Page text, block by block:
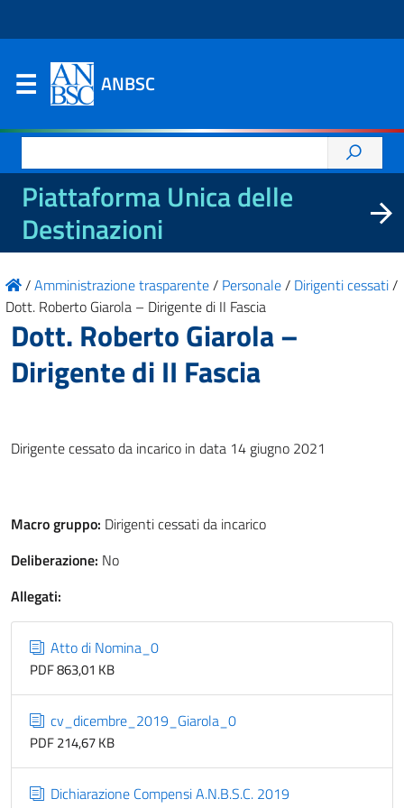
ANBSC
per:
Piattaforma Unica delle
Destinazioni
/Amministrazione trasparente/ Personale/ Dirigenti cessati/
Dott. Roberto Giarola – Dirigente di II Fascia
Dott. Roberto Giarola –
Dirigente di II Fascia
Dirigente cessato da incarico in data 14 giugno 2021
Macro gruppo: Dirigenti cessati da incarico
Deliberazione: No
Allegati:
Atto di Nomina_0
PDF 863,01 KB
cv_dicembre_2019_Giarola_0
PDF 214,67 KB
Dichiarazione Compensi A.N.B.S.C. 2019